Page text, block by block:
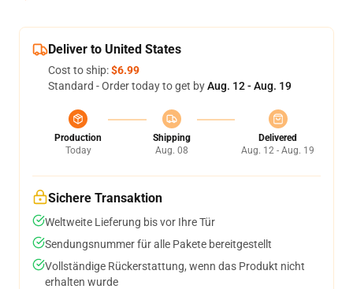
Deliver to United States
Cost to ship:$6.99
Standard - Order today to get byAug. 12 - Aug. 19
Production
Today
Shipping
Aug. 08
Delivered
Aug. 12 - Aug. 19
Sichere Transaktion
Weltweite Lieferung bis vor Ihre Tür
Sendungsnummer für alle Pakete bereitgestellt
Vollständige Rückerstattung, wenn das Produkt nicht
erhalten wurde